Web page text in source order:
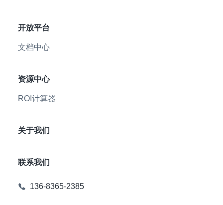
开放平台
文档中心
资源中心
ROI计算器
关于我们
联系我们
136-8365-2385